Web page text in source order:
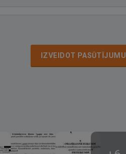
IZVEIDOT PASŪTĪJUMU